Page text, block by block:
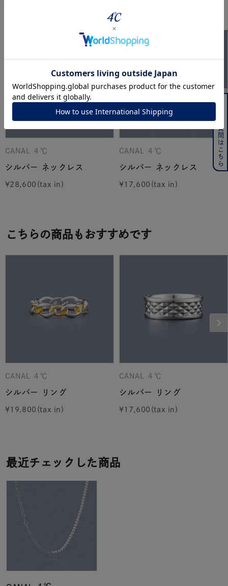
このアイテムをご覧の方に人気のアイテム
CANAL ４℃
シルバー ネックレス
¥28,600
CANAL ４℃
シルバー ネックレス
¥17,600
こちらの商品もおすすめです
CANAL ４℃
シルバー リング
¥19,800
CANAL ４℃
シルバー リング
¥17,600
最近チェックした商品
よくある質問はこちら